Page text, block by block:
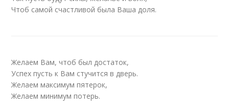
Чтоб самой счастливой была Ваша доля.
Желаем Вам, чтоб был достаток,
Успех пусть к Вам стучится в дверь.
Желаем максимум пятерок,
Желаем минимум потерь.